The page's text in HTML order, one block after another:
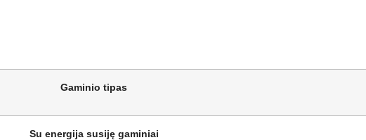
Gaminio tipas
Su energija susiję gaminiai